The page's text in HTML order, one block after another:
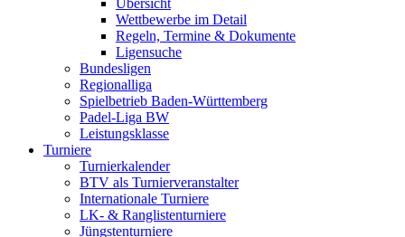
Übersicht
Wettbewerbe im Detail
Regeln, Termine & Dokumente
Ligensuche
Bundesligen
Regionalliga
Spielbetrieb Baden-Württemberg
Padel-Liga BW
Leistungsklasse
Turniere
Turnierkalender
BTV als Turnierveranstalter
Internationale Turniere
LK- & Ranglistenturniere
Jüngstenturniere